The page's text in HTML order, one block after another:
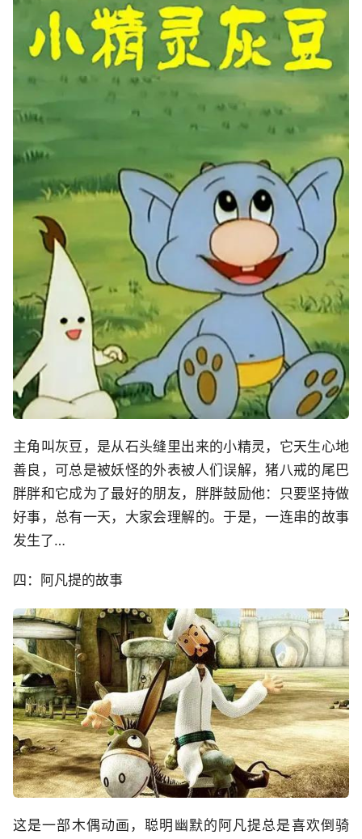
主角叫灰豆，是从石头缝里出来的小精灵，它天生心地
善良，可总是被妖怪的外表被人们误解，猪八戒的尾巴
胖胖和它成为了最好的朋友，胖胖鼓励他：只要坚持做
好事，总有一天，大家会理解的。于是，一连串的故事
发生了…
四：阿凡提的故事
这是一部木偶动画，聪明幽默的阿凡提总是喜欢倒骑